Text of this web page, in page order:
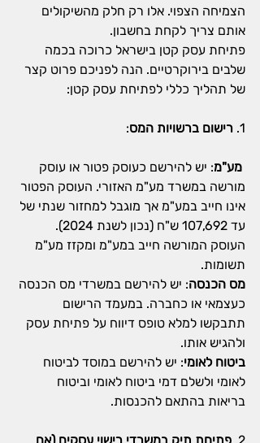
הצמיחה הצפוי. אלו רק חלק מהשיקולים
אותם צריך לקחת בחשבון.
פתיחת עסק קטן בישראל כרוכה בכמה
שלבים בירוקרטיים. הנה לפניכם פרוט קצר
של תהליך כללי לפתיחת עסק קטן:
1. רישום ברשויות המס:
מע"מ: יש להירשם כעוסק פטור או עוסק
מורשה במשרד מע"מ האזורי. העוסק הפטור
אינו חייב במע"מ אך מוגבל למחזור שנתי של
עד 107,692 ש"ח (נכון לשנת 2024).
העוסק המורשה חייב במע"מ ומקזז מע"מ
תשומות.
מס הכנסה: יש להירשם במשרדי מס הכנסה
כעצמאי או כחברה. במעמד הרישום
תתבקשו למלא טופס דיווח על פתיחת עסק
ולהגיש אותו.
ביטוח לאומי: יש להירשם במוסד לביטוח
לאומי ולשלם דמי ביטוח לאומי וביטוח
בריאות בהתאם להכנסות.